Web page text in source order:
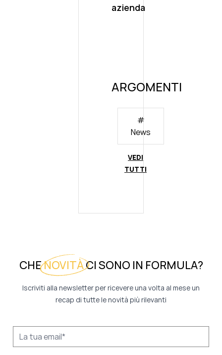
azienda
ARGOMENTI
#
News
VEDI
TUTTI
CHENOVITÀCI SONO IN FORMULA?
Iscriviti alla newsletter per ricevere una volta al mese un
recap di tutte le novità più rilevanti